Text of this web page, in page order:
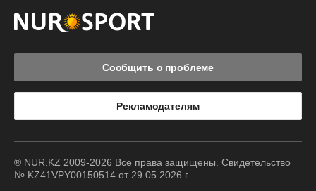
Сообщить о проблеме
Рекламодателям
® NUR.KZ 2009-2026 Все права защищены. Свидетельство
№ KZ41VPY00150514 от 29.05.2026 г.